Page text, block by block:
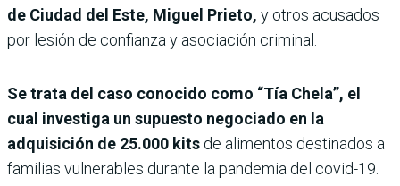
de Ciudad del Este, Miguel Prieto, y otros acusados
por lesión de confianza y asociación criminal.
Se trata del caso conocido como “Tía Chela”, el
cual investiga un supuesto negociado en la
adquisición de 25.000 kits de alimentos destinados a
familias vulnerables durante la pandemia del covid-19.